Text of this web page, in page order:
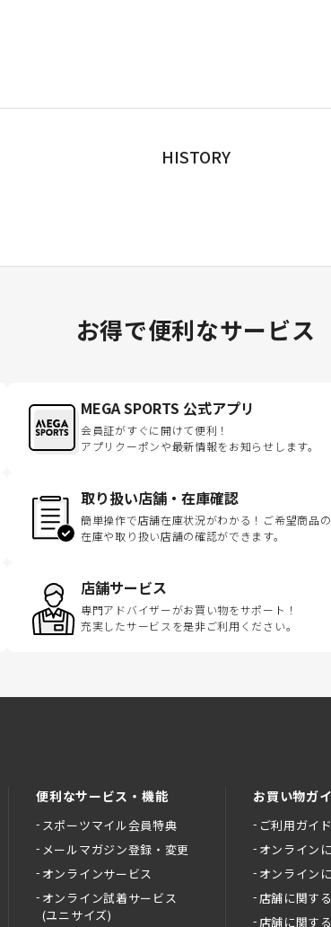
HISTORY
お得で便利なサービス
MEGA SPORTS 公式アプリ
会員証がすぐに開けて便利！
アプリクーポンや最新情報をお知らせします。
取り扱い店舗・在庫確認
簡単操作で店舗在庫状況がわかる！ご希望商品の
在庫や取り扱い店舗の確認ができます。
店舗サービス
専門アドバイザーがお買い物をサポート！
充実したサービスを是非ご利用ください。
便利なサービス・機能
スポーツマイル会員特典
メールマガジン登録・変更
オンラインサービス
オンライン試着サービス
(ユニサイズ)
お買い物ガ
ご利用ガイド
オンライン
オンライン
店舗に関す
店舗に関す